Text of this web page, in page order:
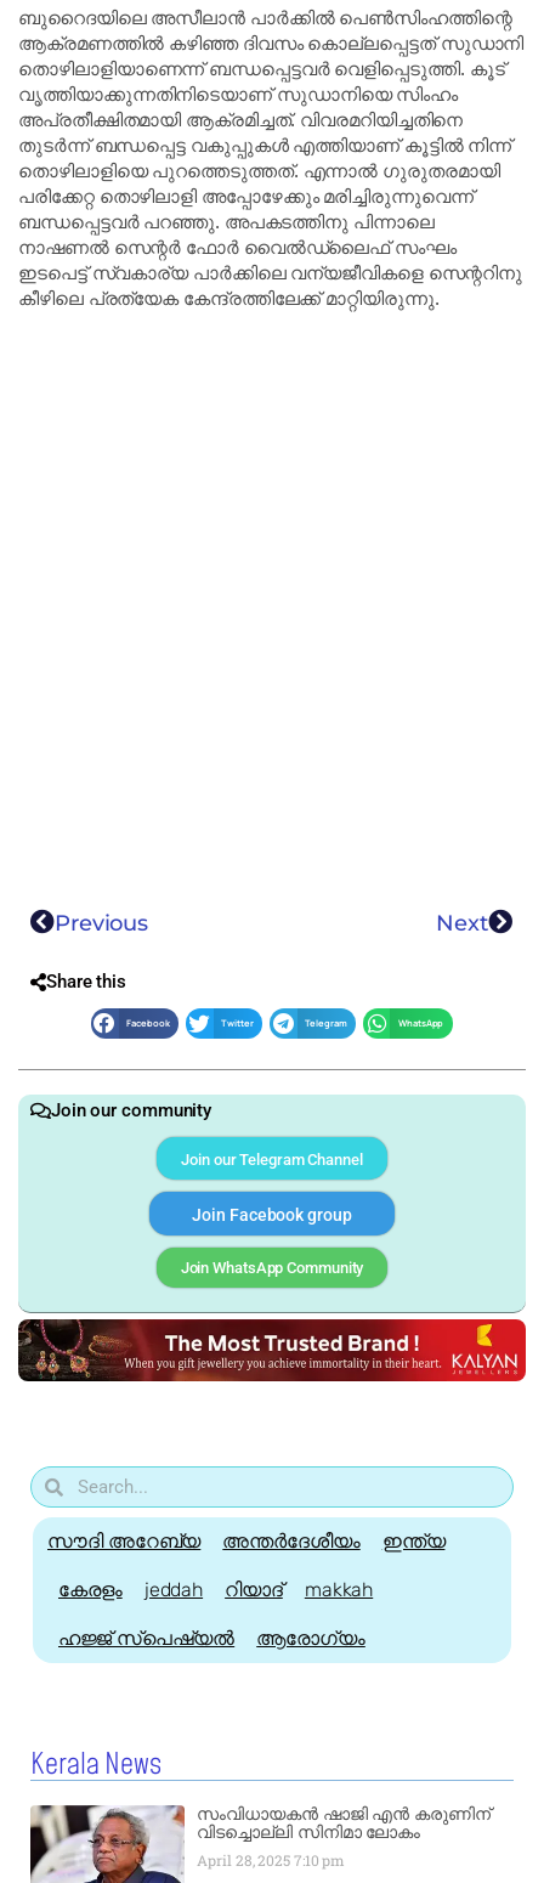
ബുറൈദയിലെ അസീലാൻ പാർക്കിൽ പെൺസിംഹത്തിന്റെ
ആക്രമണത്തിൽ കഴിഞ്ഞ ദിവസം കൊല്ലപ്പെട്ടത് സുഡാനി
തൊഴിലാളിയാണെന്ന് ബന്ധപ്പെട്ടവർ വെളിപ്പെടുത്തി. കൂട്
വൃത്തിയാക്കുന്നതിനിടെയാണ് സുഡാനിയെ സിംഹം
അപ്രതീക്ഷിതമായി ആക്രമിച്ചത്. വിവരമറിയിച്ചതിനെ
തുടർന്ന് ബന്ധപ്പെട്ട വകുപ്പുകൾ എത്തിയാണ് കൂട്ടിൽ നിന്ന്
തൊഴിലാളിയെ പുറത്തെടുത്തത്. എന്നാൽ ഗുരുതരമായി
പരിക്കേറ്റ തൊഴിലാളി അപ്പോഴേക്കും മരിച്ചിരുന്നുവെന്ന്
ബന്ധപ്പെട്ടവർ പറഞ്ഞു. അപകടത്തിനു പിന്നാലെ
നാഷണൽ സെന്റർ ഫോർ വൈൽഡ്‌ലൈഫ് സംഘം
ഇടപെട്ട് സ്വകാര്യ പാർക്കിലെ വന്യജീവികളെ സെന്ററിനു
കീഴിലെ പ്രത്യേക കേന്ദ്രത്തിലേക്ക് മാറ്റിയിരുന്നു.
Previous Next
Share this
Facebook Twitter Telegram WhatsApp
Join our community
Join our Telegram Channel
Join Facebook group
Join WhatsApp Community
സൗദി അറേബ്യ അന്തർദേശീയം ഇന്ത്യ
കേരളം jeddah റിയാദ് makkah
ഹജ്ജ്‌ സ്പെഷ്യൽ ആരോഗ്യം
Kerala News
സംവിധായകൻ ഷാജി എൻ കരുണിന്
വിടച്ചൊല്ലി സിനിമാ ലോകം
April 28, 20257:10 pm